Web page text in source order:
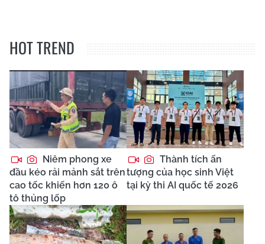
HOT TREND
Niêm phong xe
đầu kéo rải mảnh sắt trên
cao tốc khiến hơn 120 ô
tô thủng lốp
Thành tích ấn
tượng của học sinh Việt
tại kỳ thi AI quốc tế 2026